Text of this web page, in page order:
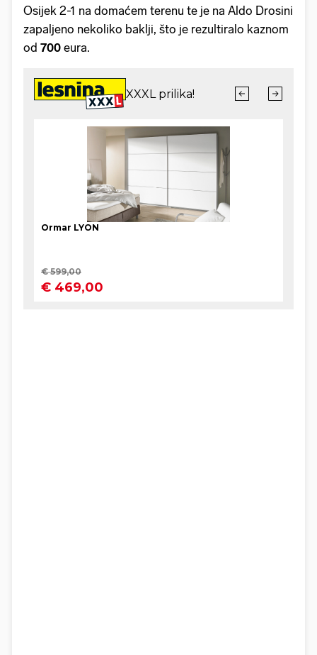
Osijek 2-1 na domaćem terenu te je na Aldo Drosini
zapaljeno nekoliko baklji, što je rezultiralo kaznom
od 700 eura.